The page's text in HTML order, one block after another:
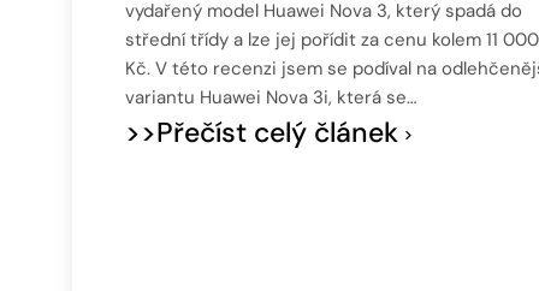
vydařený model Huawei Nova 3, který spadá do
střední třídy a lze jej pořídit za cenu kolem 11 000
Kč. V této recenzi jsem se podíval na
variantu Huawei Nova 3i, která se…
>>Přečíst celý článek